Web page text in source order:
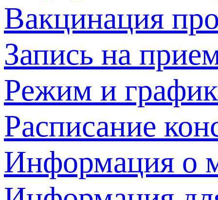
Вакцинация
Запись на
Режим и
Расписание
Информация о